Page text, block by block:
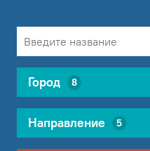
Город 8
Направление 5